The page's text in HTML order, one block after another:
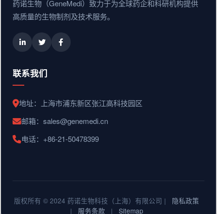
药诺生物（GeneMedi）致力于为全球药企和科研机构提供
高质量的生物制剂及技术服务。
联系我们
地址：上海市浦东新区张江高科技园区
邮箱：sales@genemedi.cn
电话：+86-21-50478399
版权所有 © 2024 药诺生物科技（上海）有限公司 |
隐私政策
|
服务条款 | Sitemap